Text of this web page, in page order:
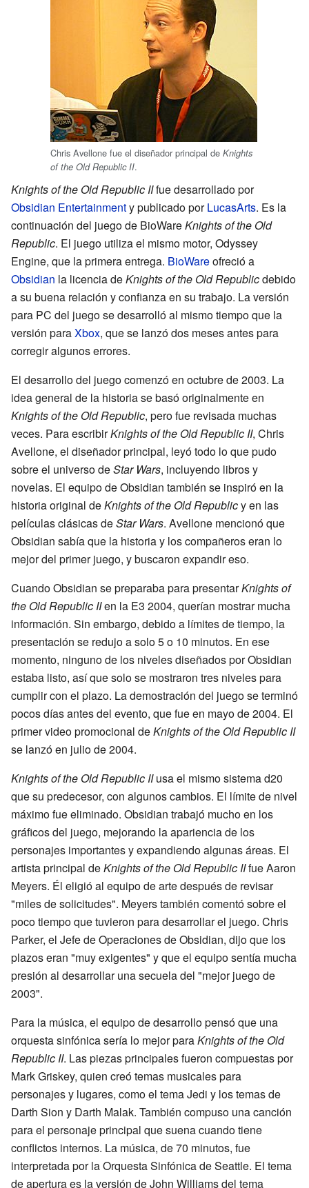
Chris Avellone fue el diseñador principal de Knights
of the Old Republic II.
Knights of the Old Republic IIfue desarrollado por
Obsidian Entertainmenty publicado porLucasArts. Es la
continuación del juego de BioWareKnights of the Old
Republic. El juego utiliza el mismo motor, Odyssey
Engine, que la primera entrega. BioWareofreció a
Obsidian la licencia deKnights of the Old Republicdebido
a su buena relación y confianza en su trabajo. La versión
para PC del juego se desarrolló al mismo tiempo que la
versión paraXbox, que se lanzó dos meses antes para
corregir algunos errores.
El desarrollo del juego comenzó en octubre de 2003. La
idea general de la historia se basó originalmente en
Knights of the Old Republic, pero fue revisada muchas
veces. Para escribirKnights of the Old Republic II, Chris
Avellone, el diseñador principal, leyó todo lo que pudo
sobre el universo deStar Wars, incluyendo libros y
novelas. El equipo de Obsidian también se inspiró en la
historia original deKnights of the Old Republicy en las
películas clásicas deStar Wars. Avellone mencionó que
Obsidian sabía que la historia y los compañeros eran lo
mejor del primer juego, y buscaron expandir eso.
Cuando Obsidian se preparaba para presentarKnights of
the Old Republic IIen la E3 2004, querían mostrar mucha
información. Sin embargo, debido a límites de tiempo, la
presentación se redujo a solo 5 o 10 minutos. En ese
momento, ninguno de los niveles diseñados por Obsidian
estaba listo, así que solo se mostraron tres niveles para
cumplir con el plazo. La demostración del juego se terminó
pocos días antes del evento, que fue en mayo de 2004. El
primer video promocional deKnights of the Old Republic II
se lanzó en julio de 2004.
Knights of the Old Republic IIusa el mismo sistema d20
que su predecesor, con algunos cambios. El límite de nivel
máximo fue eliminado. Obsidian trabajó mucho en los
gráficos del juego, mejorando la apariencia de los
personajes importantes y expandiendo algunas áreas. El
artista principal deKnights of the Old Republic IIfue Aaron
Meyers. Él eligió al equipo de arte después de revisar
"miles de solicitudes". Meyers también comentó sobre el
poco tiempo que tuvieron para desarrollar el juego. Chris
Parker, el Jefe de Operaciones de Obsidian, dijo que los
plazos eran "muy exigentes" y que el equipo sentía mucha
presión al desarrollar una secuela del "mejor juego de
2003".
Para la música, el equipo de desarrollo pensó que una
orquesta sinfónica sería lo mejor paraKnights of the Old
Republic II. Las piezas principales fueron compuestas por
Mark Griskey, quien creó temas musicales para
personajes y lugares, como el tema Jedi y los temas de
Darth Sion y Darth Malak. También compuso una canción
para el personaje principal que suena cuando tiene
conflictos internos. La música, de 70 minutos, fue
interpretada por la Orquesta Sinfónica de Seattle. El tema
de apertura es la versión de John Williams del tema